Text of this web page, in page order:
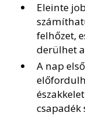
Eleinte
felhőzet,
derülhet
A nap
csapadék